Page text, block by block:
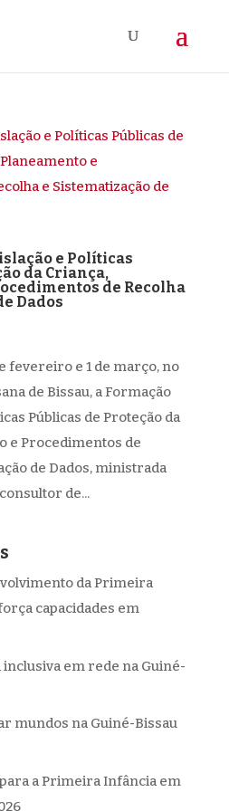
e Políticas
da Criança,
de Recolha
Dados
fevereiro e 1 de março, no
de Bissau, a Formação
Públicas de Proteção da
e Procedimentos de
de Dados, ministrada
de...
da Primeira
capacidades em
inclusiva em rede na Guiné-
mundos na Guiné-Bissau
para a Primeira Infância em